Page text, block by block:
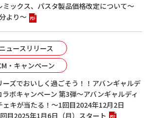
ミックス、パスタ製品価格改定について～
より～
ニュースリリース
・キャンペーン
ズでおいしく過ごそう！！アバンギャルデ
ボキャンペーン 第3弾～アバンギャルディ
ェキが当たる！～1回目2024年12月2日
目2025年1月6日（月）スタート